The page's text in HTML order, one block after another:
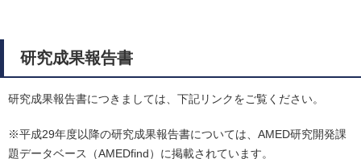
研究成果報告書
研究成果報告書につきましては、下記リンクをご覧ください。
※平成29年度以降の研究成果報告書については、AMED研究開発課
題データベース（AMEDfind）に掲載されています。